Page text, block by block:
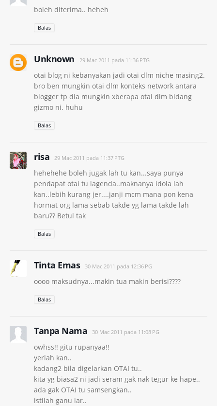
boleh diterima.. heheh
Balas
Unknown 29 Mac 2011 pada 11:36 PTG
otai blog ni kebanyakan jadi otai dlm niche masing2.
bro ben mungkin otai dlm konteks network antara
blogger tp dia mungkin xberapa otai dlm bidang
gizmo ni. huhu
Balas
risa 29 Mac 2011 pada 11:37 PTG
hehehehe boleh jugak lah tu kan...saya punya
pendapat otai tu lagenda..maknanya idola lah
kan..lebih kurang jer....janji mcm mana pon kena
hormat org lama sebab takde yg lama takde lah
baru?? Betul tak
Balas
Tinta Emas 30 Mac 2011 pada 12:36 PG
oooo maksudnya...makin tua makin berisi????
Balas
Tanpa Nama 30 Mac 2011 pada 11:08 PG
owhss!! gitu rupanyaa!!
yerlah kan..
kadang2 bila digelarkan OTAI tu..
kita yg biasa2 ni jadi seram gak nak tegur ke hape..
ada gak OTAI tu samsengkan..
istilah ganu lar..